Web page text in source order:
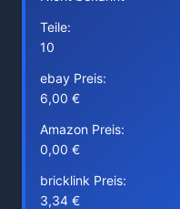
Teile:
10
ebay Preis:
6,00 €
Amazon Preis:
0,00 €
bricklink Preis:
3,34 €